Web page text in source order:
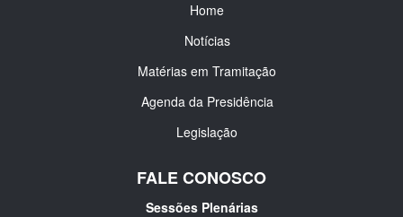
Home
Notícias
Matérias em Tramitação
Agenda da Presidência
Legislação
FALE CONOSCO
Sessões Plenárias